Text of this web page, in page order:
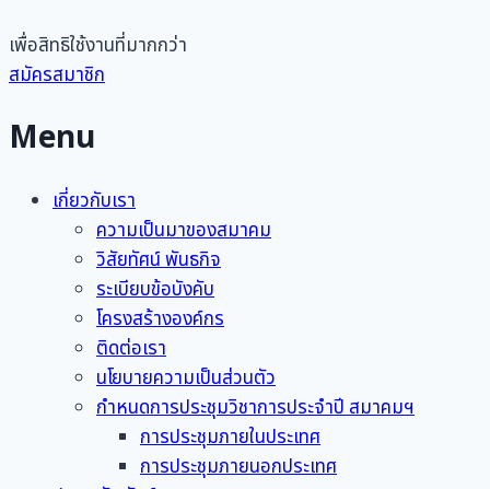
เพื่อสิทธิใช้งานที่มากกว่า
สมัครสมาชิก
Menu
เกี่ยวกับเรา
ความเป็นมาของสมาคม
วิสัยทัศน์ พันธกิจ
ระเบียบข้อบังคับ
โครงสร้างองค์กร
ติดต่อเรา
นโยบายความเป็นส่วนตัว
กำหนดการประชุมวิชาการประจำปี สมาคมฯ
การประชุมภายในประเทศ
การประชุมภายนอกประเทศ